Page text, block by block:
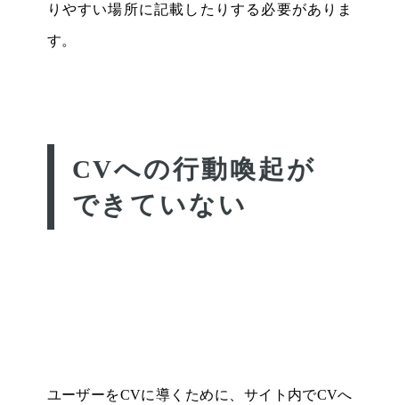
りやすい場所に記載したりする必要がありま
す。
CVへの行動喚起が
できていない
ユーザーをCVに導くために、サイト内でCVへ